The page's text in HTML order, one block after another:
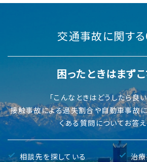
交通事故に関す
困ったときはまずこ
「こんなときはどうしたら良い
接触事故による過失割合や自動車事故に
くある質問についてお答
相談先を探している
治